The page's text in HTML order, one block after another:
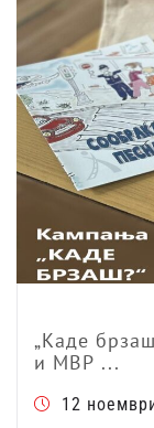
„Каде
и МВР ...
12